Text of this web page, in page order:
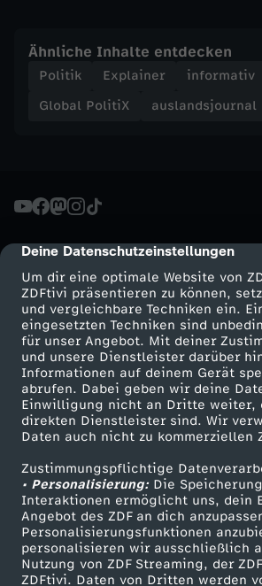
cmp-dialog-description
Deine Datenschutzeinstellungen
Um dir eine optimale Website von
ZDFtivi präsentieren zu können,
und vergleichbare Techniken ein.
eingesetzten Techniken sind
für unser Angebot. Mit deiner
und unsere Dienstleister darüber
Informationen auf deinem Gerät
abrufen. Dabei geben wir deine
Einwilligung nicht an Dritte weiter,
direkten Dienstleister sind. Wir
Daten auch nicht zu kommerziellen
Zustimmungspflichtige
• Personalisierung:Die
Interaktionen ermöglicht uns, dein
Angebot des ZDF an dich
Personalisierungsfunktionen
personalisieren wir ausschließlich
Nutzung von ZDF Streaming, der
ZDFtivi. Daten von Dritten werden
r
o
e
k
e
G
r
e
n
z
e
Ähnliche Inhalte entdecken
Politik Explainer
informativ
Global PolitiX
auslandsjournal
Mehr ZDF
ZDF-Apps
Smart TV
ZDFtext
Livestreams
Sendungen A-Z
TV-Programm
Service
Kontakt
Tickets
Hilfe